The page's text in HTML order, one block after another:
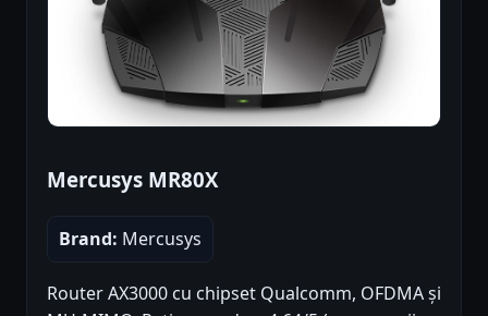
Mercusys MR80X
Brand: Mercusys
Router AX3000 cu chipset Qualcomm, OFDMA și